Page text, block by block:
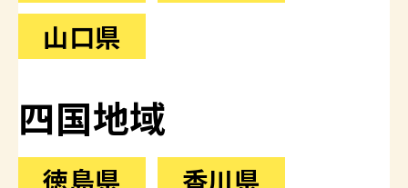
山口県
四国地域
徳島県
香川県